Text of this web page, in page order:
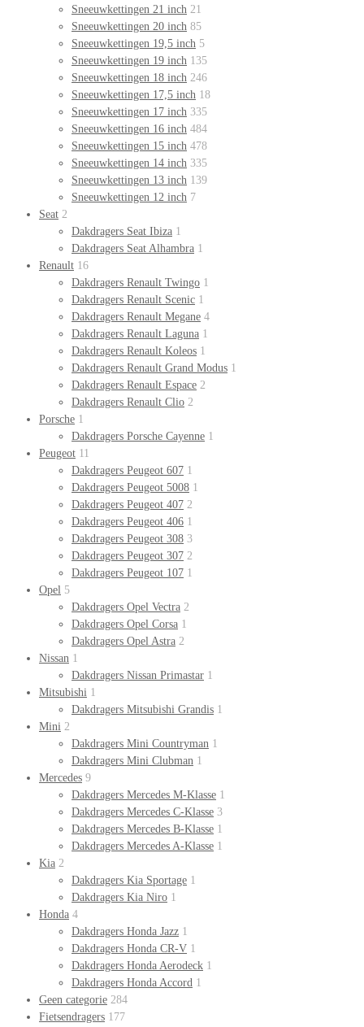
Sneeuwkettingen 21 inch 21
Sneeuwkettingen 20 inch 85
Sneeuwkettingen 19,5 inch 5
Sneeuwkettingen 19 inch 135
Sneeuwkettingen 18 inch 246
Sneeuwkettingen 17,5 inch 18
Sneeuwkettingen 17 inch 335
Sneeuwkettingen 16 inch 484
Sneeuwkettingen 15 inch 478
Sneeuwkettingen 14 inch 335
Sneeuwkettingen 13 inch 139
Sneeuwkettingen 12 inch 7
Seat 2
Dakdragers Seat Ibiza 1
Dakdragers Seat Alhambra 1
Renault 16
Dakdragers Renault Twingo 1
Dakdragers Renault Scenic 1
Dakdragers Renault Megane 4
Dakdragers Renault Laguna 1
Dakdragers Renault Koleos 1
Dakdragers Renault Grand Modus 1
Dakdragers Renault Espace 2
Dakdragers Renault Clio 2
Porsche 1
Dakdragers Porsche Cayenne 1
Peugeot 11
Dakdragers Peugeot 607 1
Dakdragers Peugeot 5008 1
Dakdragers Peugeot 407 2
Dakdragers Peugeot 406 1
Dakdragers Peugeot 308 3
Dakdragers Peugeot 307 2
Dakdragers Peugeot 107 1
Opel 5
Dakdragers Opel Vectra 2
Dakdragers Opel Corsa 1
Dakdragers Opel Astra 2
Nissan 1
Dakdragers Nissan Primastar 1
Mitsubishi 1
Dakdragers Mitsubishi Grandis 1
Mini 2
Dakdragers Mini Countryman 1
Dakdragers Mini Clubman 1
Mercedes 9
Dakdragers Mercedes M-Klasse 1
Dakdragers Mercedes C-Klasse 3
Dakdragers Mercedes B-Klasse 1
Dakdragers Mercedes A-Klasse 1
Kia 2
Dakdragers Kia Sportage 1
Dakdragers Kia Niro 1
Honda 4
Dakdragers Honda Jazz 1
Dakdragers Honda CR-V 1
Dakdragers Honda Aerodeck 1
Dakdragers Honda Accord 1
Geen categorie 284
Fietsendragers 177